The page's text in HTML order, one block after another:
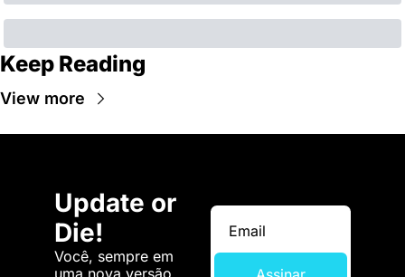
Keep Reading
View more
Update or
Die!
Você, sempre em
uma nova versão.